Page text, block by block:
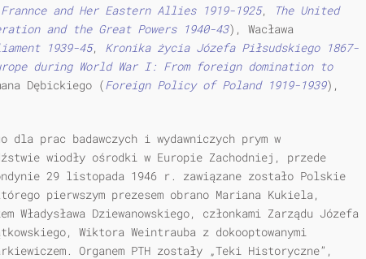
Frannce andHer Eastern Allies1919-1925,
The United
andthe Great Powers1940-43), Wacława
1939-45, Kronika życia Józefa Piłsudskiego 1867-
during WorldWar I: From foreign dominationto
Dębickiego (ForeignPolicyofPoland 1919-1939),
dla prac badawczych i wydawniczych prym w
wiodły ośrodki w Europie Zachodniej, przede
29 listopada 1946 r. zawiązane zostało Polskie
pierwszym prezesem obrano Mariana Kukiela,
Dziewanowskiego, członkami Zarządu Józefa
Wiktora Weintrauba z dokooptowanymi
Organem PTH zostały „Teki Historyczne”,